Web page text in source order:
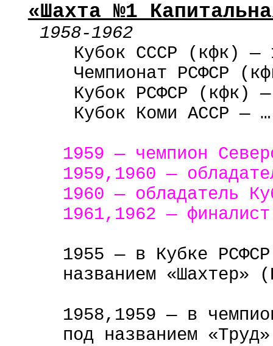
«Шахта №1
1958-1962
Кубок СССР ( кфк) —
Чемпионат РСФСР (
Кубок РСФСР ( кфк) —
Кубок Коми АССР —
1959 — чемпион
1959,1960 —
1960 — обладатель
1961,1962 —
1955 — в Кубке
названием «Шахтер»
1958,1959 — в
под названием